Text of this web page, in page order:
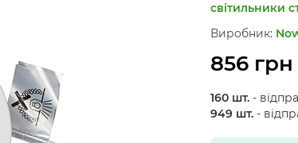
світильники
Виробник:
856 грн
160 шт.-
949 шт.-